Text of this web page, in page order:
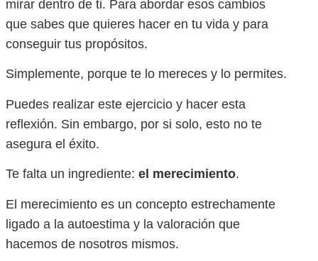
mirar dentro de ti. Para abordar esos cambios
que sabes que quieres hacer en tu vida y para
conseguir tus propósitos.
Simplemente, porque te lo mereces y lo permites.
Puedes realizar este ejercicio y hacer esta
reflexión. Sin embargo, por si solo, esto no te
asegura el éxito.
Te falta un ingrediente: el merecimiento.
El merecimiento es un concepto estrechamente
ligado a la autoestima y la valoración que
hacemos de nosotros mismos.